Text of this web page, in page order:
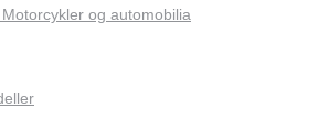
og automobilia